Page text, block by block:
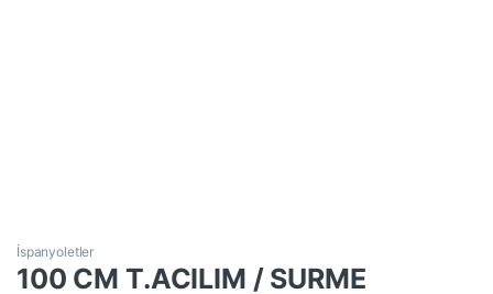
İspanyoletler
100 CM T.ACILIM / SURME